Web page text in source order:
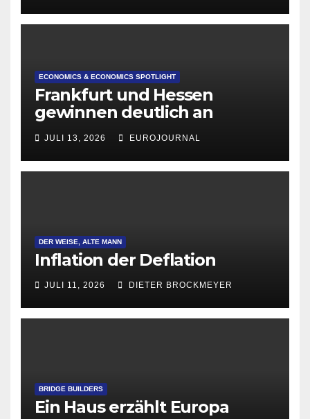
ECONOMICS & ECONOMICS SPOTLIGHT
Frankfurt und Hessen
gewinnen deutlich an
Attraktivität für Startup-
Gründungen
JULI 13, 2026 EUROJOURNAL
DER WEISE, ALTE MANN
Inflation der Deflation
JULI 11, 2026 DIETER BROCKMEYER
BRIDGE BUILDERS
Ein Haus erzählt Europa